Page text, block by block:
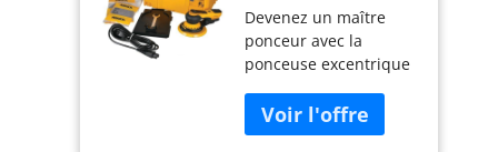
excentrique avec
aspiration
centrale, 2
plateaux de
ponçage et
autoagrippant
Devenez un maître
ponceur avec la
ponceuse excentrique
par des professionnels
pour des